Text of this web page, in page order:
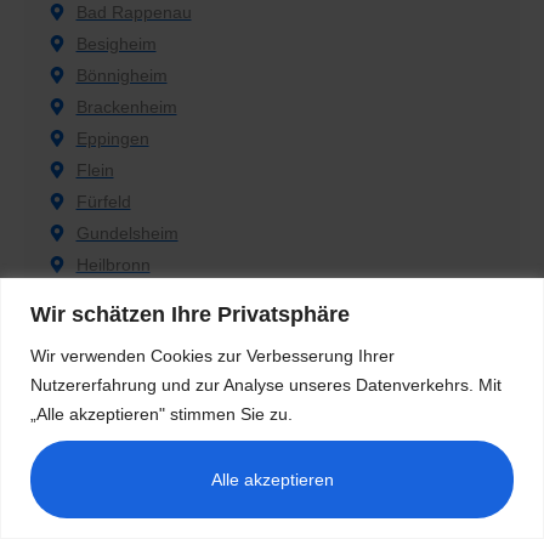
Wir schätzen Ihre Privatsphäre
Wir verwenden Cookies zur Verbesserung Ihrer
Nutzererfahrung und zur Analyse unseres Datenverkehrs. Mit
„Alle akzeptieren" stimmen Sie zu.
Alle akzeptieren
Bad Rappenau
Besigheim
Bönnigheim
Brackenheim
Eppingen
Flein
Fürfeld
Gundelsheim
Heilbronn
Kirchardt
Kirchheim am Neckar
Lauffen am Neckar
Leingarten